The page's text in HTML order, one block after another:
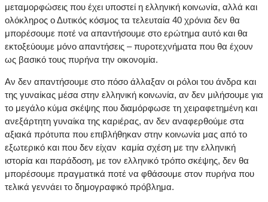
μεταμορφώσεις που έχει υποστεί η ελληνική κοινωνία, αλλά και
ολόκληρος ο Δυτικός κόσμος τα τελευταία 40 χρόνια δεν θα
μπορέσουμε ποτέ να απαντήσουμε στο ερώτημα αυτό και θα
εκτοξεύουμε μόνο απαντήσεις – πυροτεχνήματα που θα έχουν
ως βασικό τους πυρήνα την οικονομία.
Αν δεν απαντήσουμε στο πόσο άλλαξαν οι ρόλοι του άνδρα και
της γυναίκας μέσα στην ελληνική κοινωνία, αν δεν μιλήσουμε για
το μεγάλο κύμα σκέψης που διαμόρφωσε τη χειραφετημένη και
ανεξάρτητη γυναίκα της καριέρας, αν δεν αναφερθούμε στα
αξιακά πρότυπα που επιβλήθηκαν στην κοινωνία μας από το
εξωτερικό και που δεν είχαν καμία σχέση με την ελληνική
ιστορία και παράδοση, με τον ελληνικό τρόπο σκέψης, δεν θα
μπορέσουμε πραγματικά ποτέ να φθάσουμε στον πυρήνα που
τελικά γεννάει το δημογραφικό πρόβλημα.